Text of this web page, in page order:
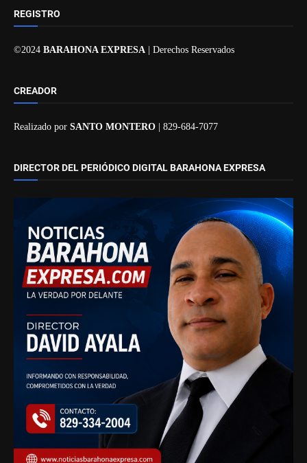
REGISTRO
©2024 BARAHONA EXPRESA | Derechos Reservados
CREADOR
Realizado por SANTO MONTERO | 829-684-7077
DIRECTOR DEL PERIÓDICO DIGITAL BARAHONA EXPRESA